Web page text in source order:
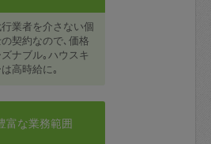
業者を介さない個
契約なので､価格
ナブル｡ハウスキ
高時給に｡
富な業務範囲